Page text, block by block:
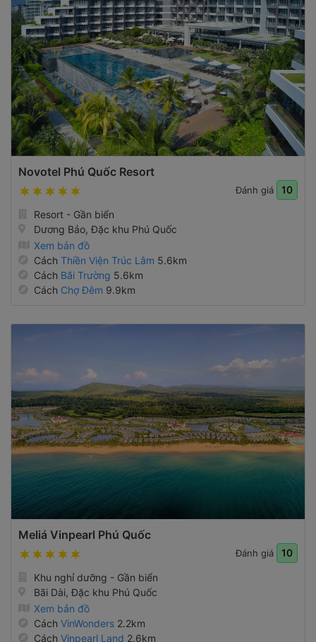
Novotel Phú Quốc Resort
Đánh giá 10
Resort - Gần biển
Dương Bảo, Đặc khu Phú Quốc
Xem bản đồ
Cách Thiền Viện Trúc Lâm 5.6km
Cách Bãi Trường 5.6km
Cách Chợ Đêm 9.9km
Meliá Vinpearl Phú Quốc
Đánh giá 10
Khu nghỉ dưỡng - Gần biển
Bãi Dài, Đặc khu Phú Quốc
Xem bản đồ
Cách VinWonders 2.2km
Cách Vinpearl Land 2.6km